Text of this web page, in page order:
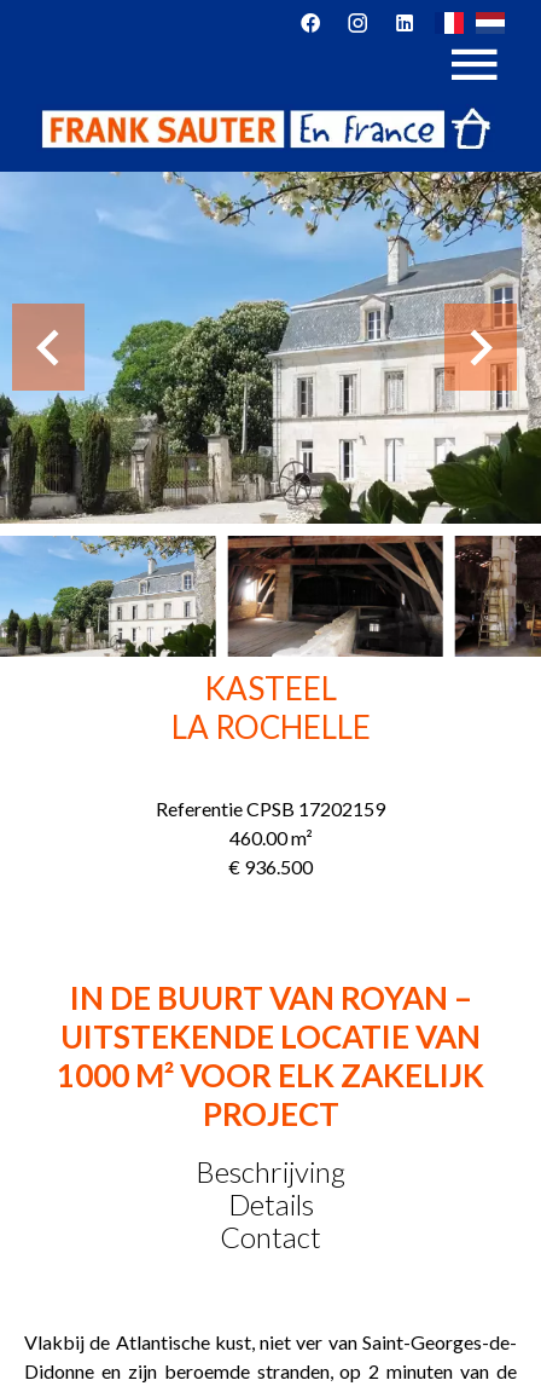
KASTEEL
LA ROCHELLE
ReferentieCPSB 17202159
460.00m²
€ 936.500
IN DE BUURT VAN ROYAN –
UITSTEKENDE LOCATIE VAN
1000 M² VOOR ELK ZAKELIJK
PROJECT
Beschrijving
Details
Contact
Vlakbij de Atlantische kust, niet ver van Saint-Georges-de-
Didonne en zijn beroemde stranden, op 2 minuten van de